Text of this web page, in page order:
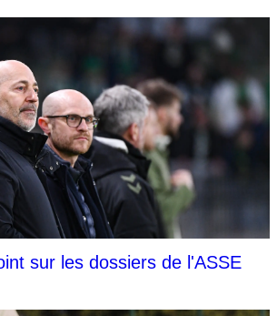
sur les dossiers de l'ASSE